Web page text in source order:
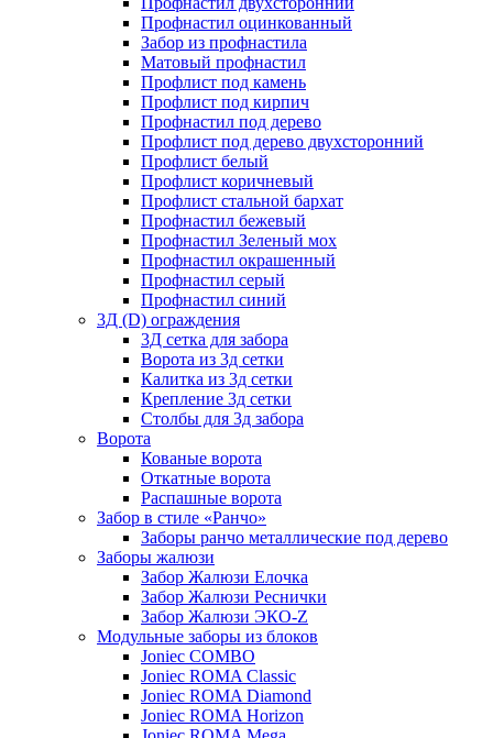
Профнастил оцинкованный
Забор из профнастила
Матовый профнастил
Профлист под камень
Профлист под кирпич
Профнастил под дерево
Профлист под дерево двухсторонний
Профлист белый
Профлист коричневый
Профлист стальной бархат
Профнастил бежевый
Профнастил Зеленый мох
Профнастил окрашенный
Профнастил серый
Профнастил синий
3Д (D) ограждения
3Д сетка для забора
Ворота из 3д сетки
Калитка из 3д сетки
Крепление 3д сетки
Столбы для 3д забора
Ворота
Кованые ворота
Откатные ворота
Распашные ворота
Забор в стиле «Ранчо»
Заборы ранчо металлические под дерево
Заборы жалюзи
Забор Жалюзи Елочка
Забор Жалюзи Реснички
Забор Жалюзи ЭКО-Z
Модульные заборы из блоков
Joniec COMBO
Joniec ROMA Classic
Joniec ROMA Diamond
Joniec ROMA Horizon